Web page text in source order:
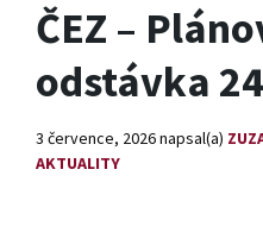
ČEZ –
odstávka
3 července, 2026napsal(a)
AKTUALITY